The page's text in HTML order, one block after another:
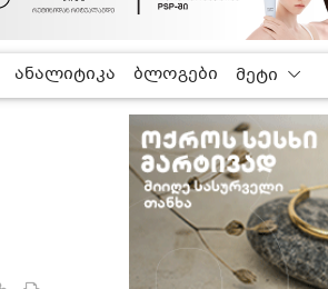
ანალიტიკა ბლოგები მეტი